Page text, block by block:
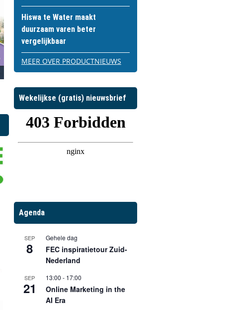
Hiswa te Water maakt
duurzaam varen beter
vergelijkbaar
MEER OVER PRODUCTNIEUWS
Wekelijkse (gratis) nieuwsbrief
Agenda
SEP
8
Gehele dag
FEC inspiratietour Zuid-
Nederland
SEP
21
13:00 - 17:00
Online Marketing in the
AI Era